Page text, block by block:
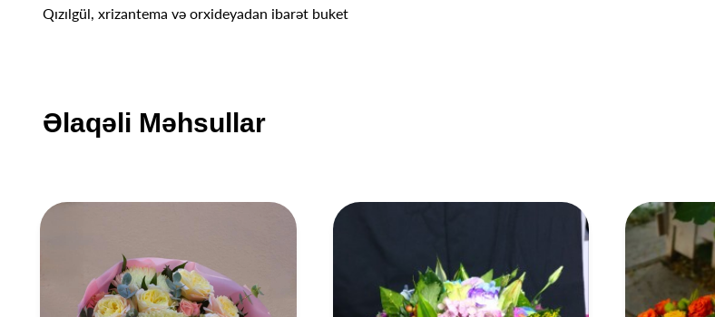
Qızılgül, xrizantema və orxideyadan ibarət buket
Əlaqəli Məhsullar